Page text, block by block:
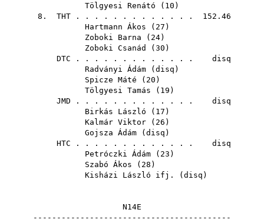
Tölgyesi Renátó ( 10 )
8. THT . . . . . . . . . . . . . 152.46
Hartmann Ákos ( 27 )
Zoboki Barna ( 24)
Zoboki Csanád
( 30 )
DTC . . . . . . . . . . . . . disq
Radványi Ádám ( disq )
Spicze Máté ( 20 )
Tölgyesi Tamás ( 19 )
JMD . . . . . . . . . . . . . disq
Birkás László ( 17 )
Kalmár Viktor ( 26 )
Gojsza Ádám ( disq )
HTC . . . . . . . . . . . . . disq
Petróczki Ádám ( 23 )
Szabó Ákos ( 28 )
Kisházi László ifj.
( disq )
N14E
------------------------------------------